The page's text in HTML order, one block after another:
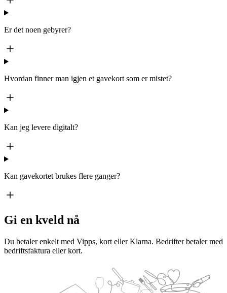
Er det noen gebyrer?
Hvordan finner man igjen et gavekort som er mistet?
Kan jeg levere digitalt?
Kan gavekortet brukes flere ganger?
Gi en kveld nå
Du betaler enkelt med Vipps, kort eller Klarna. Bedrifter betaler med
bedriftsfaktura eller kort.